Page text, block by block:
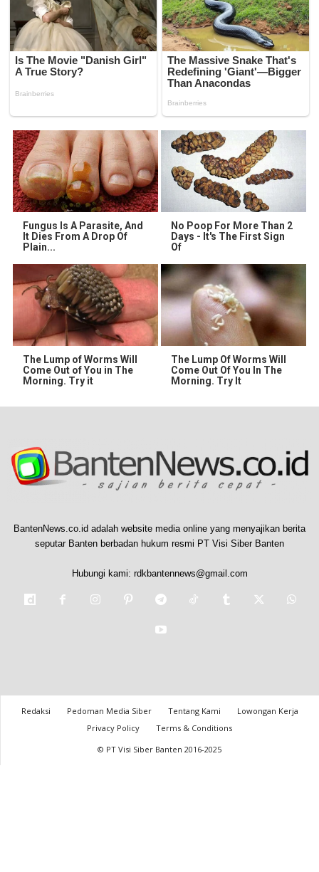
Fungus Is A Parasite, And
It Dies From A Drop Of
Plain...
No Poop For More Than 2
Days - It's The First Sign
Of
The Lump of Worms Will
Come Out of You in The
Morning. Try it
The Lump Of Worms Will
Come Out Of You In The
Morning. Try It
BantenNews.co.id adalah website media online yang menyajikan berita
seputar Banten berbadan hukum resmi PT Visi Siber Banten
Hubungi kami: rdkbantennews@gmail.com
Redaksi Pedoman Media Siber Tentang Kami
Lowongan Kerja
Privacy Policy
Terms & Conditions
© PT Visi Siber Banten 2016-2025